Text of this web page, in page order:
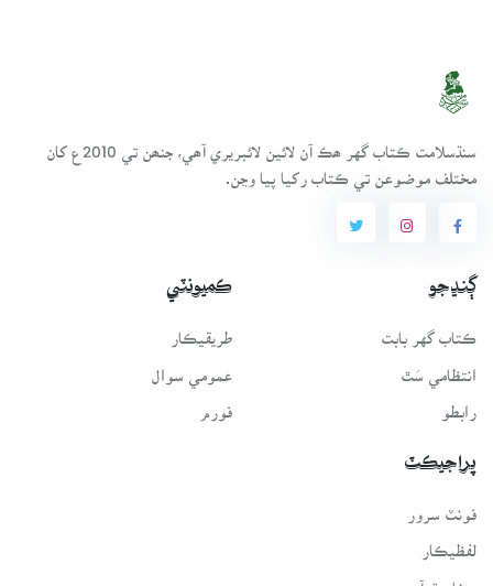
سنڌسلامت ڪتاب گهر ھڪ آن لائين لائبريري آھي، جنھن تي 2010ع کان
مختلف موضوعن تي ڪتاب رکيا پيا وڃن.
ڳنڍجو
ڪتاب گهر بابت
انتظامي سَٿ
رابطو
ڪميونٽي
طريقيڪار
عمومي سوال
فورم
پراجيڪٽ
لفظيڪار
پيغامِ قرآن